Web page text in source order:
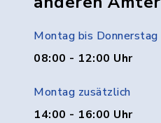
Montag bis Donnerstag
08:00 - 12:00 Uhr
Montag zusätzlich
14:00 - 16:00 Uhr